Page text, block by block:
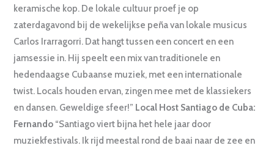
keramische kop. De lokale cultuur proef je op
zaterdagavond bij de wekelijkse peña van lokale musicus
Carlos Irarragorri. Dat hangt tussen een concert en een
jamsessie in. Hij speelt een mix van traditionele en
hedendaagse Cubaanse muziek, met een internationale
twist. Locals houden ervan, zingen mee met de klassiekers
en dansen. Geweldige sfeer!” Local Host Santiago de Cuba:
Fernando “Santiago viert bijna het hele jaar door
muziekfestivals. Ik rijd meestal rond de baai naar de zee en